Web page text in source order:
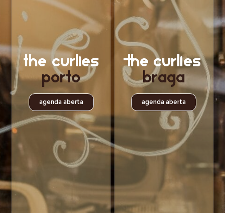
the curlies
Porto
agenda aberta
The Curlies
Braga
agenda aberta